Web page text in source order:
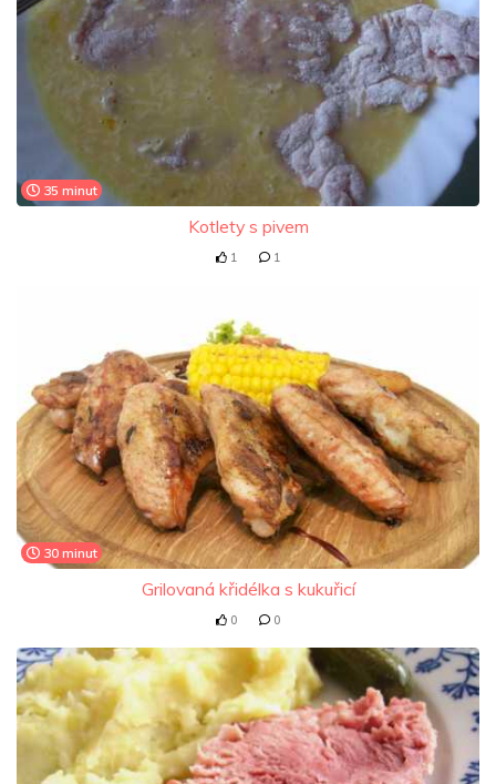
35 minut
Kotlety s pivem
1 1
30 minut
Grilovaná křidélka s kukuřicí
0 0